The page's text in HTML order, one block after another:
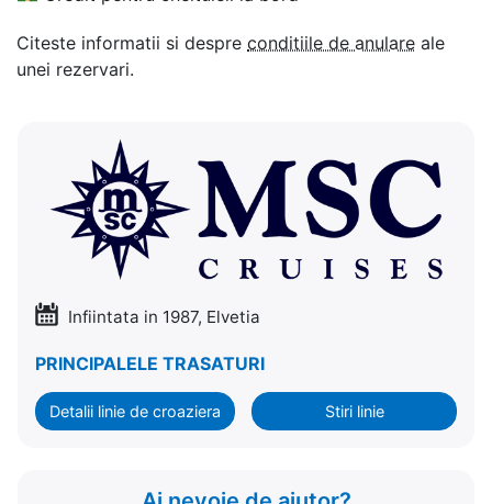
Citeste informatii si despre conditiile de anulare ale
unei rezervari.
Infiintata in 1987, Elvetia
PRINCIPALELE TRASATURI
Detalii linie de croaziera Stiri linie